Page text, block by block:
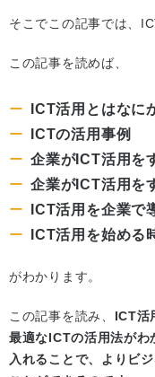
そこでこの記事では、
この記事を読めば、
ICT活用とはなに
ICTの活用事例
企業がICT活用を
企業がICT活用を
ICT活用を企業で
ICT活用を始める
がわかります。
この記事を読み、 ICT活
最適なICTの活用法がわ
入れることで、よりビ